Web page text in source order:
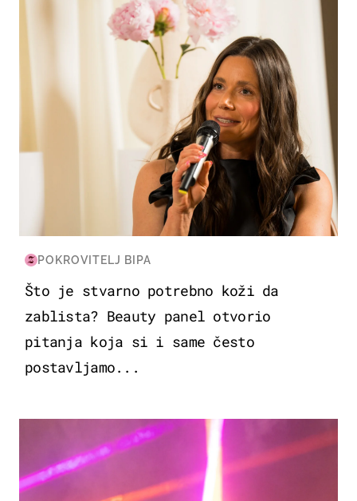
POKROVITELJ BIPA
Što je stvarno potrebno koži da
zablista? Beauty panel otvorio
pitanja koja si i same često
postavljamo...
KULTURA & ZABAVA